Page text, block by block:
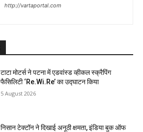
http://vartaportal.com
टाटा मोटर्स ने पटना में एडवांस्ड व्हीकल स्क्रैपिंग
फैसिलिटी ‘Re.Wi.Re’ का उद्घाटन किया
5 August 2026
निसान टेक्टॉन ने दिखाई अनूठी क्षमता, इंडिया बुक ऑफ